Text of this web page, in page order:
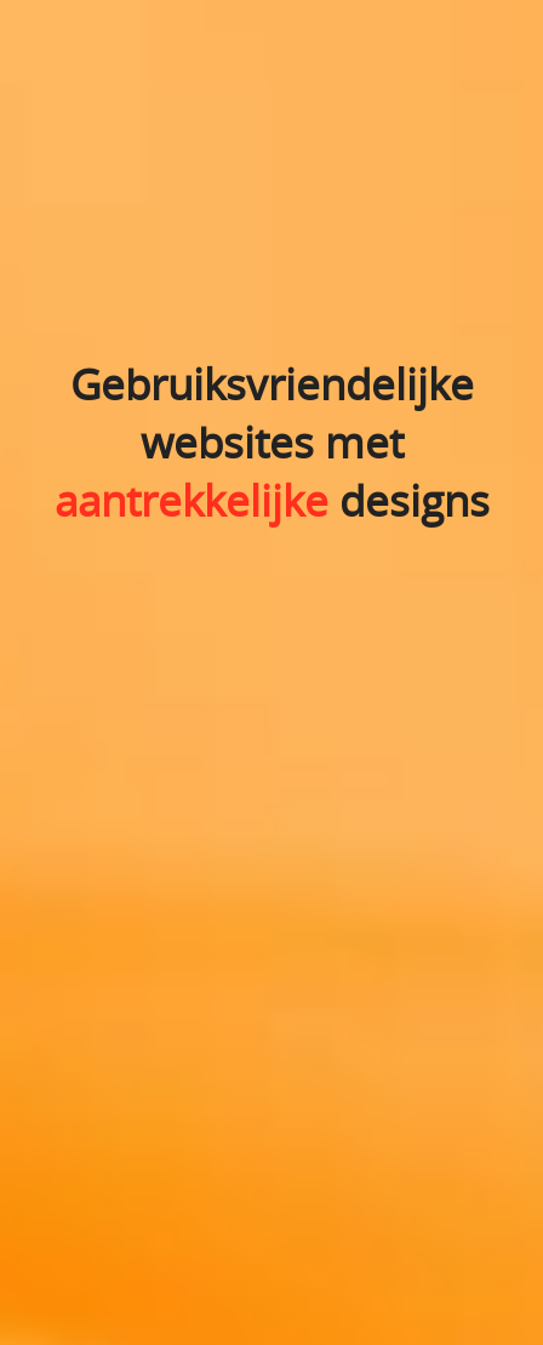
Gebruiksvriendelijke
websites met
aantrekkelijkedesigns